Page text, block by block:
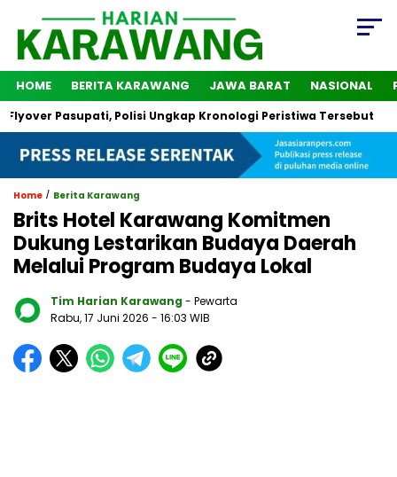
HOME BERITA KARAWANG JAWA BARAT NASIONAL
Polisi Ungkap Kronologi Peristiwa Tersebut 2
Home / Berita Karawang
Brits Hotel Karawang Komitmen
Dukung Lestarikan Budaya Daerah
Melalui Program Budaya Lokal
Tim Harian Karawang - Pewarta
Rabu, 17 Juni 2026 - 16:03 WIB